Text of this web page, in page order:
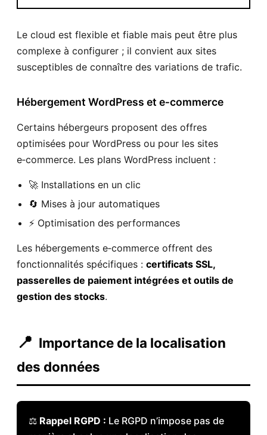
Le cloud est flexible et fiable mais peut être plus
complexe à configurer ; il convient aux sites
susceptibles de connaître des variations de trafic.
Hébergement WordPress et e‑commerce
Certains hébergeurs proposent des offres
optimisées pour WordPress ou pour les sites
e‑commerce. Les plans WordPress incluent :
🚀 Installations en un clic
🔄 Mises à jour automatiques
⚡ Optimisation des performances
Les hébergements e‑commerce offrent des
fonctionnalités spécifiques : certificats SSL,
passerelles de paiement intégrées et outils de
gestion des stocks.
📍 Importance de la localisation
des données
⚖️ Rappel RGPD : Le RGPD n’impose pas de